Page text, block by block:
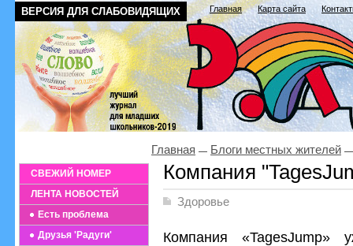
ВЕРСИЯ ДЛЯ СЛАБОВИДЯЩИХ Главная Карта сайта
СВЕЖИЙ НОМЕР
ЛЕНТА НОВОСТЕЙ
Есть проблема
Друзья 'Радуги'
Главная Блоги местных жителей
Компания
Здоровье
Компания